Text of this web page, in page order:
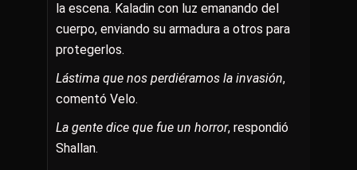
la escena. Kaladin con luz emanando del
cuerpo, enviando su armadura a otros para
protegerlos.
Lástima que nos perdiéramos la invasión,
comentó Velo.
La gente dice que fue un horror, respondió
Shallan.